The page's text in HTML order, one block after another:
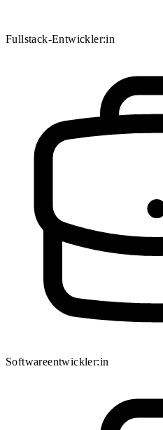
Fullstack-Entwickler:in
Softwareentwickler:in